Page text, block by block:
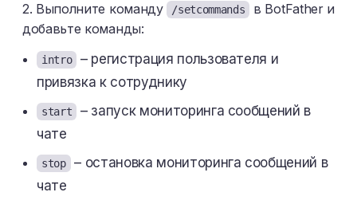
2. Выполните команду /setcommands
в BotFather и
добавьте команды:
intro
– регистрация пользователя и
привязка к сотруднику
start
– запуск мониторинга сообщений в
чате
stop
– остановка мониторинга сообщений в
чате